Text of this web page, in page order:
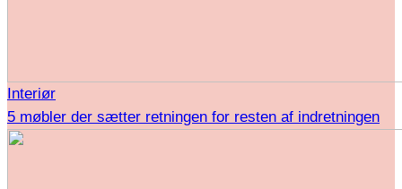
Interiør
5 møbler der sætter retningen for resten af indretningen